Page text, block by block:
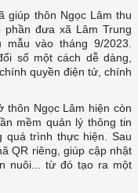
giúp thôn Ngọc Lâm thu
đưa xã Lâm Trung
vào tháng 9/2023.
số một cách dễ dàng,
quyền điện tử, chính
thôn Ngọc Lâm hiện còn
mềm quản lý thông tin
quá trình thực hiện. Sau
QR riêng, giúp cập nhật
nuôi... từ đó tạo ra một